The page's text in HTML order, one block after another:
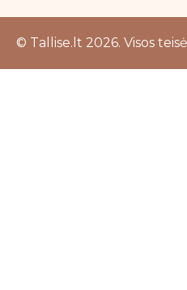
© Tallise.lt 2026. Visos